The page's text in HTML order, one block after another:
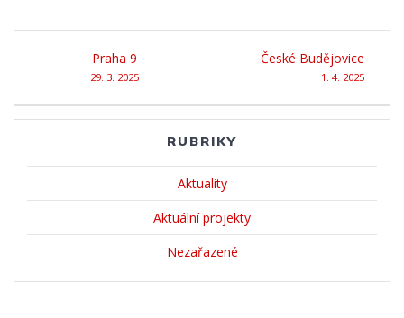
Navigace
příspěvek
Praha 9
29. 3. 2025
České Budějovice
1. 4. 2025
RUBRIKY
Aktuality
Aktuální projekty
Nezařazené